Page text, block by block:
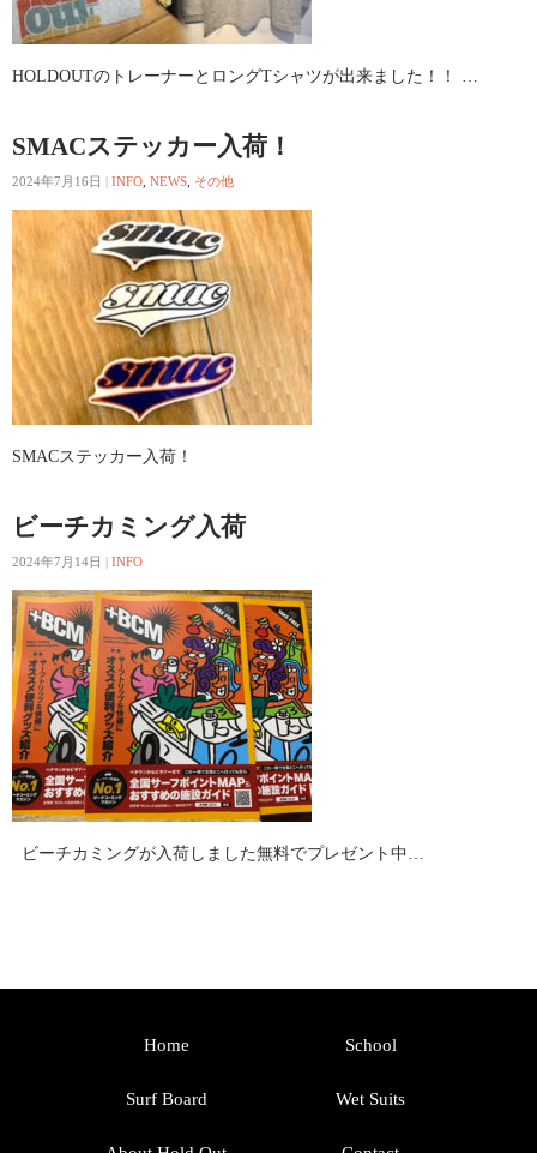
HOLDOUTのトレーナーとロングTシャツが出来ました！！ …
SMACステッカー入荷！
2024年7月16日 | INFO NEWS その他
SMACステッカー入荷！
ビーチカミング入荷
2024年7月14日 | INFO
ビーチカミングが入荷しました無料でプレゼント中…
Home School
Surf Board Wet Suits